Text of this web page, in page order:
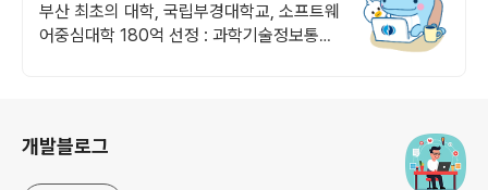
부산 최초의 대학, 국립부경대학교, 소프트웨
어중심대학 180억 선정 : 과학기술정보통신
개발블로그